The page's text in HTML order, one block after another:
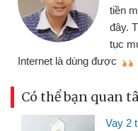
tiền
đây.
tục
Internet là dùng được
Có thể bạn quan
Vay 2